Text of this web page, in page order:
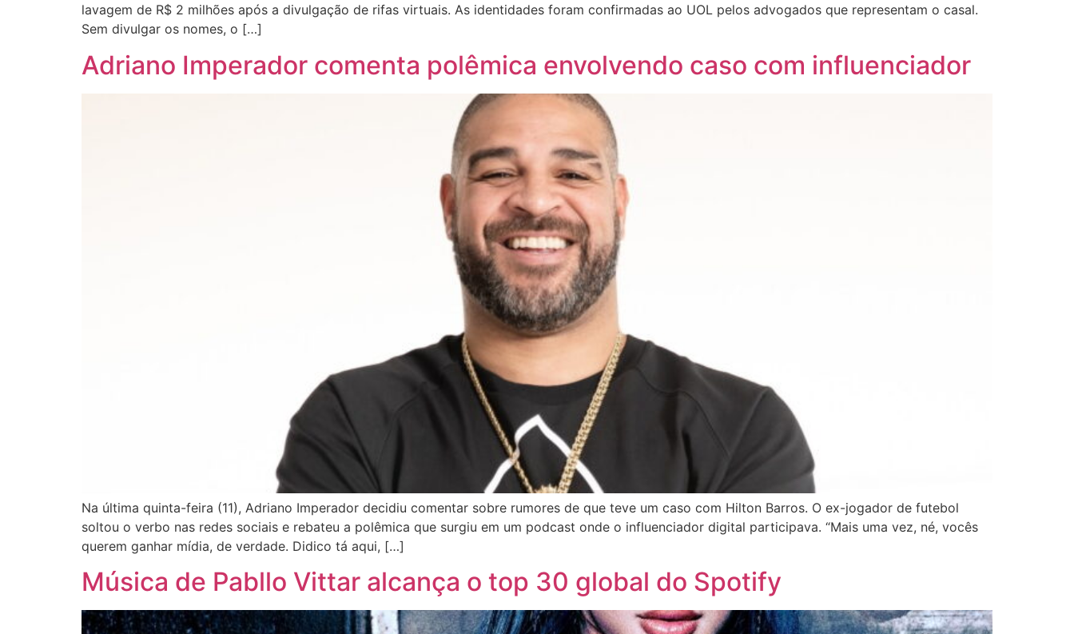
lavagem de R$ 2 milhões após a divulgação de rifas virtuais. As identidades foram confirmadas ao UOL pelos advogados que representam o casal.
Sem divulgar os nomes, o […]
Adriano Imperador comenta polêmica envolvendo caso com influenciador
Na última quinta-feira (11), Adriano Imperador decidiu comentar sobre rumores de que teve um caso com Hilton Barros. O ex-jogador de futebol
soltou o verbo nas redes sociais e rebateu a polêmica que surgiu em um podcast onde o influenciador digital participava. “Mais uma vez, né, vocês
querem ganhar mídia, de verdade. Didico tá aqui, […]
Música de Pabllo Vittar alcança o top 30 global do Spotify